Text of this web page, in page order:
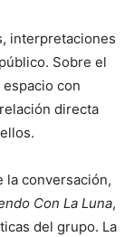
interpretaciones
Sobre el
con
directa
la conversación,
Con La Luna,
del grupo. La